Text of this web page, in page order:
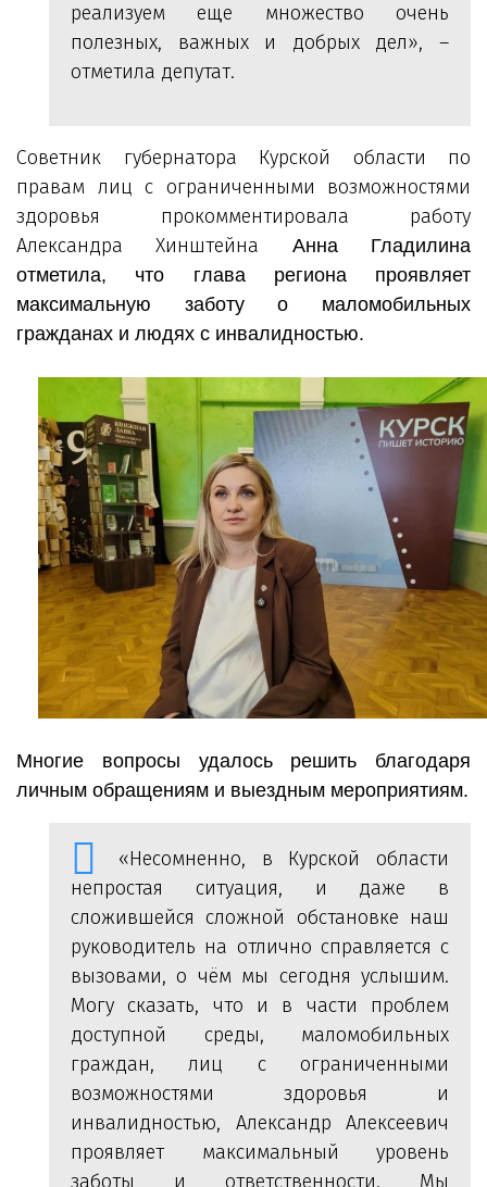
реализуем еще множество очень
полезных, важных и добрых дел», –
отметила депутат.
Советник губернатора Курской области по
правам лиц с ограниченными возможностями
здоровья прокомментировала работу
Александра Хинштейна Анна Гладилина
отметила, что глава региона проявляет
максимальную заботу о маломобильных
гражданах и людях с инвалидностью.
Многие вопросы удалось решить благодаря
личным обращениям и выездным мероприятиям.
«Несомненно, в Курской области
непростая ситуация, и даже в
сложившейся сложной обстановке наш
руководитель на отлично справляется с
вызовами, о чём мы сегодня услышим.
Могу сказать, что и в части проблем
доступной среды, маломобильных
граждан, лиц с ограниченными
возможностями здоровья и
инвалидностью, Александр Алексеевич
проявляет максимальный уровень
заботы и ответственности. Мы